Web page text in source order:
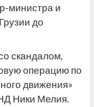
министра и
до
скандалом,
операцию по
движения»
Ники Мелия.